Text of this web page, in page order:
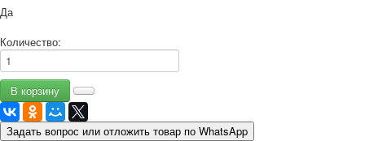
Да
Количество:
Задать вопрос или отложить товар по WhatsApp